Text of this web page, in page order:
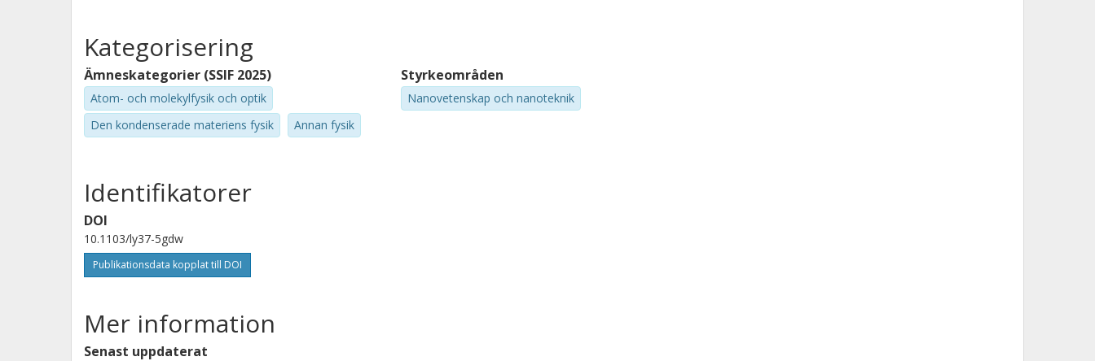
Kategorisering
Ämneskategorier (SSIF 2025)
Atom- och molekylfysik och optik
Den kondenserade materiens fysik
Annan fysik
Styrkeområden
Nanovetenskap och nanoteknik
Identifikatorer
DOI
10.1103/ly37-5gdw
Publikationsdata kopplat till DOI
Mer information
Senast uppdaterat